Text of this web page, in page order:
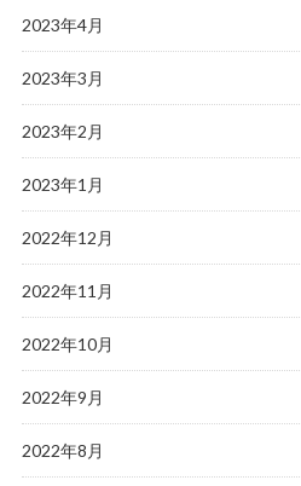
2023年4月
2023年3月
2023年2月
2023年1月
2022年12月
2022年11月
2022年10月
2022年9月
2022年8月